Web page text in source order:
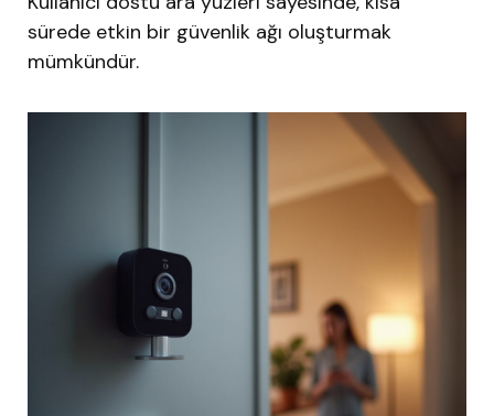
sürede etkin bir güvenlik ağı oluşturmak
mümkündür.